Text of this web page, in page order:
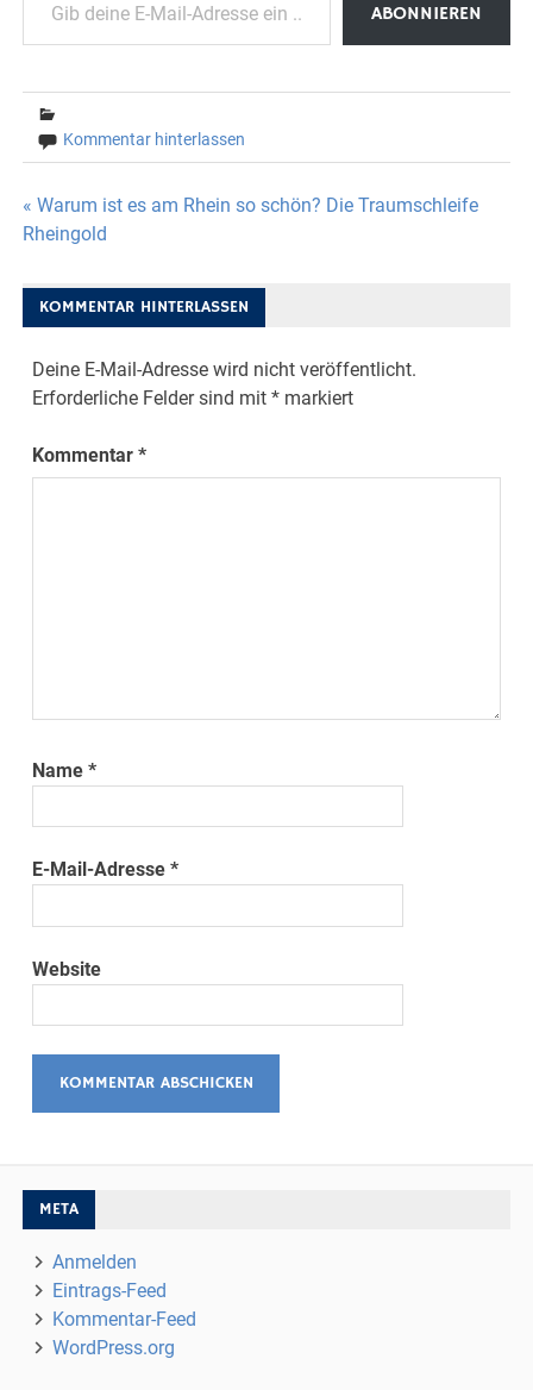
ABONNIEREN
Kommentar hinterlassen
Beitragsnavigation
« Warum ist es am Rhein so schön? Die Traumschleife
Rheingold
KOMMENTAR HINTERLASSEN
Deine E-Mail-Adresse wird nicht veröffentlicht.
Erforderliche Felder sind mit* markiert
Kommentar*
Name*
E-Mail-Adresse*
Website
META
Anmelden
Eintrags-Feed
Kommentar-Feed
WordPress.org